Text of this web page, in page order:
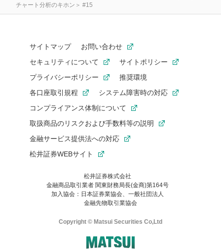
チャート分析のキホン＞ #15
サイトマップ
お問い合わせ
セキュリティについて
サイトポリシー
プライバシーポリシー
推奨環境
各口座取引規程
システム障害時の対応
コンプライアンス体制について
取扱商品のリスクおよび手数料等の説明
金融サービス提供法への対応
松井証券WEBサイト
松井証券株式会社
金融商品取引業者 関東財務局長(金商)第164号
加入協会：日本証券業協会、一般社団法人
金融先物取引業協会
Copyright © Matsui Securities Co,Ltd
お気に入り機能は松井証券の会員限定の機能です。
お気に入り登録いただくと、後からいつでもお気に入りのコンテ
ンツを一覧でご確認いただけます。
ご利用いただくには口座開設が必要です。
はご利用の端末で一度ログインしてください。